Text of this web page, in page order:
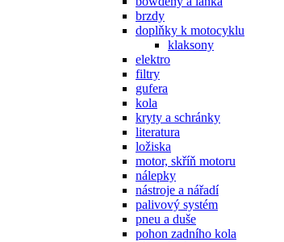
brzdy
doplňky k motocyklu
klaksony
elektro
filtry
gufera
kola
kryty a schránky
literatura
ložiska
motor, skříň motoru
nálepky
nástroje a nářadí
palivový systém
pneu a duše
pohon zadního kola